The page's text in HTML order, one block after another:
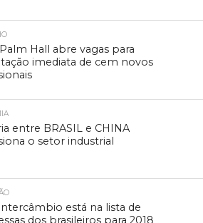
Hall abre vagas para
imediata de cem novos
entre BRASIL e CHINA
o setor industrial
está na lista de
dos brasileiros para 2018